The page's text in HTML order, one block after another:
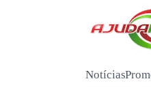
Notícias